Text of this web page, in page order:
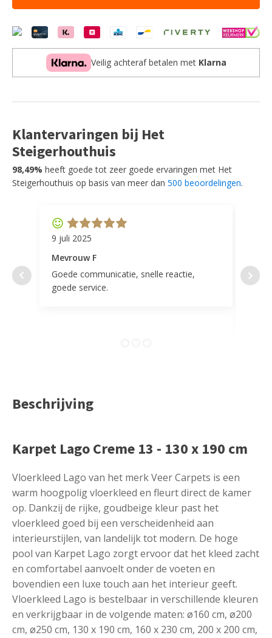
130
190
Veilig achteraf betalen met Klarna
Klantervaringen bij Het
Steigerhouthuis
98,49% heeft goede tot zeer goede ervaringen met Het
Steigerhouthuis op basis van meer dan 500 beoordelingen.
9 juli 2025
Mevrouw F
Goede communicatie, snelle reactie,
goede service.
door
Beschrijving
Karpet Lago Creme 13 - 130 x 190 cm
Vloerkleed Lago van het merk Veer Carpets is een
warm hoogpolig vloerkleed en fleurt direct de kamer
op. Dankzij de rijke, goudbeige kleur past het
vloerkleed goed bij een verscheidenheid aan
interieurstijlen, van landelijk tot modern. De hoge
pool van Karpet Lago zorgt ervoor dat het kleed zacht
en comfortabel aanvoelt onder de voeten en
bovendien een luxe touch aan het interieur geeft.
Vloerkleed Lago is bestelbaar in verschillende kleuren
en verkrijgbaar in de volgende maten: ø160 cm, ø200
cm, ø250 cm, 130 x 190 cm, 160 x 230 cm, 200 x 200 cm,